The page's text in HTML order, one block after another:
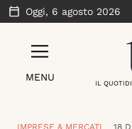
Oggi, 6 agosto 2026
MENU
IL
IMPRESE & MERCATI 18